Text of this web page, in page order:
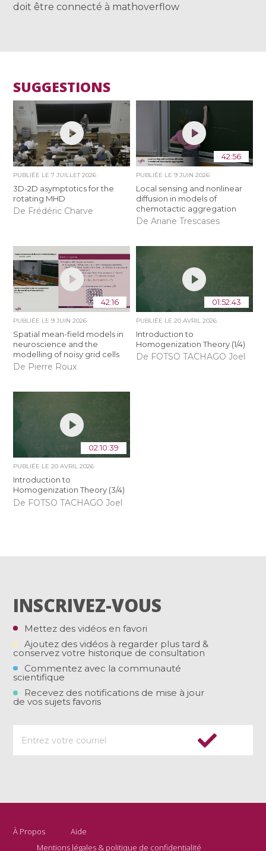
doit être connecté à mathoverflow
SUGGESTIONS
PUBLIÉE LE7 JUILLET 2026
3D-2D asymptotics for the
rotating MHD
De Frédéric Charve
42:56
PUBLIÉE LE 9 JUIN 2026
Local sensing and nonlinear
diffusion in models of
chemotactic aggregation
De Ariane Trescases
42:16
PUBLIÉE LE9 JUIN 2026
Spatial mean-field models in
neuroscience and the
modelling of noisy grid cells
De Pierre Roux
01:52:43
PUBLIÉE LE 20 AVRIL 2026
Introduction to
Homogenization Theory (1/4)
De FOTSO TACHAGO Joel
02:10:39
PUBLIÉE LE20 AVRIL 2026
Introduction to
Homogenization Theory (3/4)
De FOTSO TACHAGO Joel
INSCRIVEZ-VOUS
Mettez des vidéos en favori
Ajoutez des vidéos à regarder plus tard &
conservez votre historique de consultation
Commentez avec la communauté
scientifique
Recevez des notifications de mise à jour
de vos sujets favoris
À Propos
Aide
Mentions légales & politique de confidentialité